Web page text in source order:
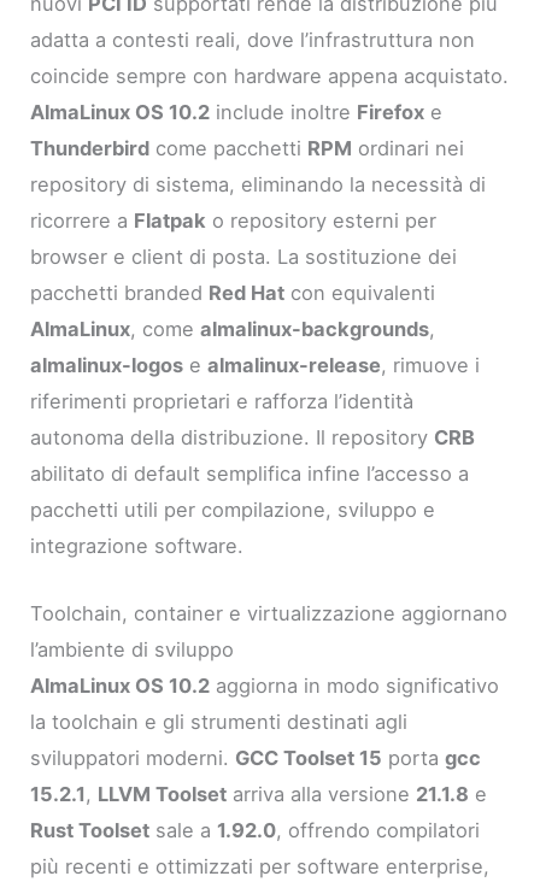
adatta a contesti reali, dove l’infrastruttura non
coincide sempre con hardware appena acquistato.
AlmaLinux OS 10.2 include inoltre Firefox e
Thunderbird come pacchetti RPM ordinari nei
repository di sistema, eliminando la necessità di
ricorrere a Flatpak o repository esterni per
browser e client di posta. La sostituzione dei
pacchetti branded Red Hat con equivalenti
AlmaLinux, comealmalinux-backgrounds,
almalinux-logos ealmalinux-release, rimuove i
riferimenti proprietari e rafforza l’identità
autonoma della distribuzione. Il repository CRB
abilitato di default semplifica infine l’accesso a
pacchetti utili per compilazione, sviluppo e
integrazione software.
Toolchain, container e virtualizzazione aggiornano
l’ambiente di sviluppo
AlmaLinux OS 10.2 aggiorna in modo significativo
la toolchain e gli strumenti destinati agli
sviluppatori moderni. GCC Toolset 15 portagcc
15.2.1 , LLVM Toolset arriva alla versione 21.1.8 e
Rust Toolset sale a 1.92.0, offrendo compilatori
più recenti e ottimizzati per software enterprise,